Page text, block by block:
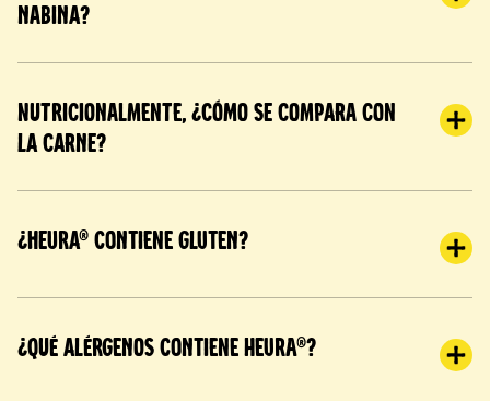
nabina?
Nutricionalmente, ¿cómo se compara con
la carne?
¿Heura® contiene gluten?
¿Qué alérgenos contiene Heura®?